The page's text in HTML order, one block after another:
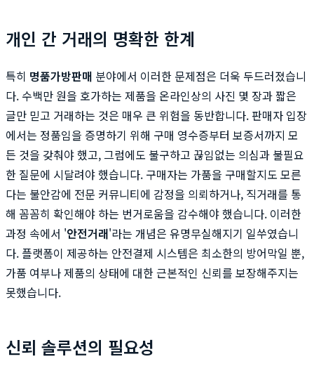
개인 간 거래의 명확한 한계
특히 명품가방판매 분야에서 이러한 문제점은 더욱 두드러졌습니
다. 수백만 원을 호가하는 제품을 온라인상의 사진 몇 장과 짧은
글만 믿고 거래하는 것은 매우 큰 위험을 동반합니다. 판매자 입장
에서는 정품임을 증명하기 위해 구매 영수증부터 보증서까지 모
든 것을 갖춰야 했고, 그럼에도 불구하고 끊임없는 의심과 불필요
한 질문에 시달려야 했습니다. 구매자는 가품을 구매할지도 모른
다는 불안감에 전문 커뮤니티에 감정을 의뢰하거나, 직거래를 통
해 꼼꼼히 확인해야 하는 번거로움을 감수해야 했습니다. 이러한
과정 속에서 '안전거래'라는 개념은 유명무실해지기 일쑤였습니
다. 플랫폼이 제공하는 안전결제 시스템은 최소한의 방어막일 뿐,
가품 여부나 제품의 상태에 대한 근본적인 신뢰를 보장해주지는
못했습니다.
신뢰 솔루션의 필요성